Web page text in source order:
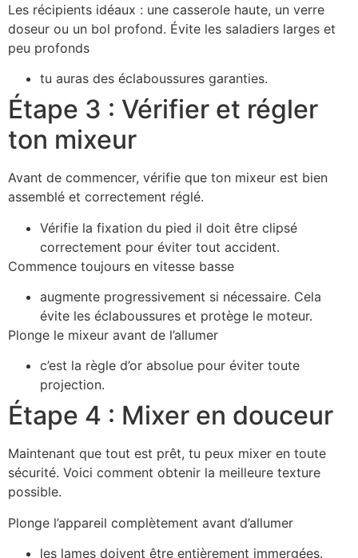
Les récipients idéaux : une casserole haute, un verre
doseur ou un bol profond. Évite les saladiers larges et
peu profonds
tu auras des éclaboussures garanties.
Étape 3 : Vérifier et régler
ton mixeur
Avant de commencer, vérifie que ton mixeur est bien
assemblé et correctement réglé.
Vérifie la fixation du pied il doit être clipsé
correctement pour éviter tout accident.
Commence toujours en vitesse basse
augmente progressivement si nécessaire. Cela
évite les éclaboussures et protège le moteur.
Plonge le mixeur avant de l’allumer
c’est la règle d’or absolue pour éviter toute
projection.
Étape 4 : Mixer en douceur
Maintenant que tout est prêt, tu peux mixer en toute
sécurité. Voici comment obtenir la meilleure texture
possible.
Plonge l’appareil complètement avant d’allumer
les lames doivent être entièrement immergées.